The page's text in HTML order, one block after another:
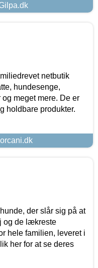
netbutik
hundesenge,
meget mere. De er
holdbare produkter.
der slår sig på at
og de lækreste
hele familien, leveret i
her for at se deres